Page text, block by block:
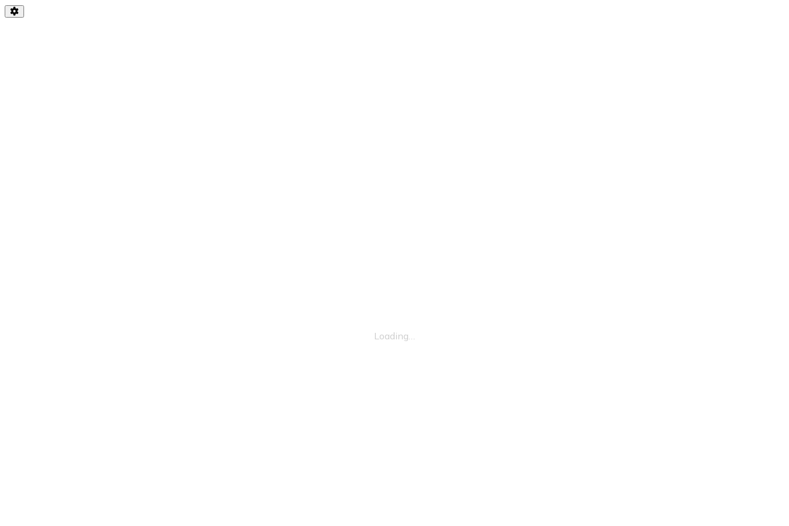
Loading…